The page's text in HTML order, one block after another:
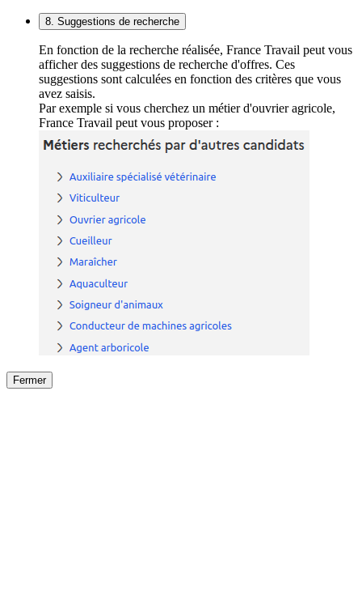
8. Suggestions de recherche
En fonction de la recherche réalisée, France Travail peut vous
afficher des suggestions de recherche d'offres. Ces
suggestions sont calculées en fonction des critères que vous
avez saisis.
Par exemple si vous cherchez un métier d'ouvrier agricole,
France Travail peut vous proposer :
Fermer